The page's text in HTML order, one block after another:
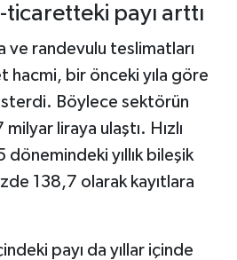
ticaretteki payı arttı
ve randevulu teslimatları
hacmi, bir önceki yıla göre
Böylece sektörün
liraya ulaştı. Hızlı
yıllık bileşik
138,7 olarak kayıtlara
payı da yıllar içinde